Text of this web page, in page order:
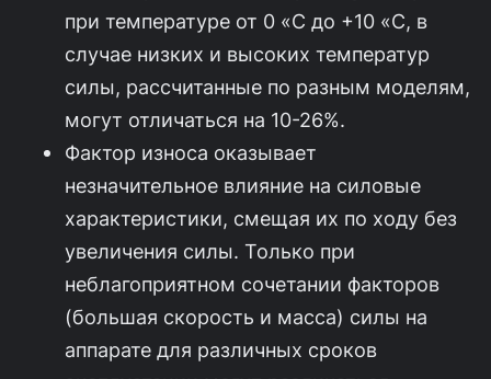
при температуре от 0 «С до +10 «С, в
случае низких и высоких температур
силы, рассчитанные по разным моделям,
могут отличаться на 10-26%.
Фактор износа оказывает
незначительное влияние на силовые
характери­стики, смещая их по ходу без
увеличения силы. Только при
неблагоприятном сочетании факторов
(большая скорость и масса) силы на
аппарате для различ­ных сроков